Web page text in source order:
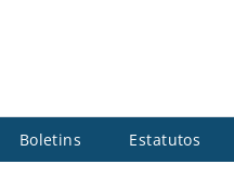
Boletins Estatutos